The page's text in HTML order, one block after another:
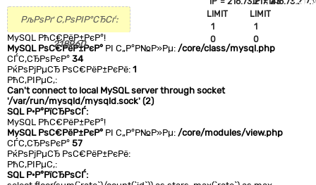
LIMIT
1
0
LIMIT
1
0
РљРѕРґ С‚РѕРІР°СЂСѓ:
218960
MySQL РћС€РёР±РєР°!
MySQL РѕС€РёР±РєР° РІ С„Р°Р№Р»Рµ: /core/class/mysql.php
СЃС‚СЂРѕРєР° 34
РќРѕРјРµСЂ РѕС€РёР±РєРё: 1
РћС‚РІРµС‚:
Can't connect to local MySQL server through socket
'/var/run/mysqld/mysqld.sock' (2)
SQL Р·Р°РїСЂРѕСЃ:
MySQL РћС€РёР±РєР°!
MySQL РѕС€РёР±РєР° РІ С„Р°Р№Р»Рµ: /core/modules/view.php
СЃС‚СЂРѕРєР° 57
РќРѕРјРµСЂ РѕС€РёР±РєРё:
РћС‚РІРµС‚:
SQL Р·Р°РїСЂРѕСЃ: